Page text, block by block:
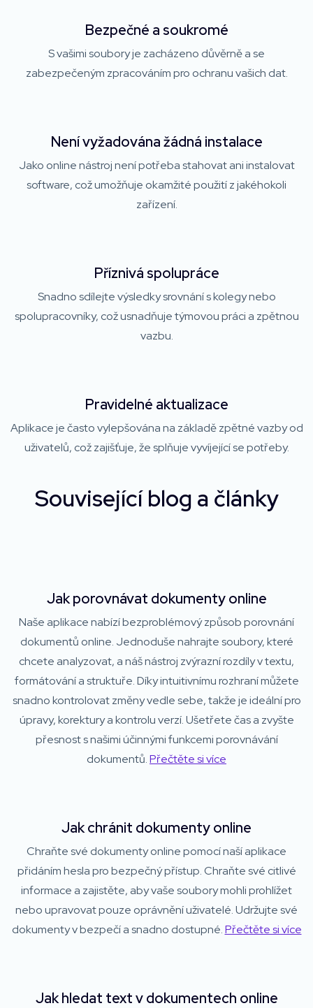
Bezpečné a soukromé
S vašimi soubory je zacházeno důvěrně a se
zabezpečeným zpracováním pro ochranu vašich dat.
Není vyžadována žádná instalace
Jako online nástroj není potřeba stahovat ani instalovat
software, což umožňuje okamžité použití z jakéhokoli
zařízení.
Příznivá spolupráce
Snadno sdílejte výsledky srovnání s kolegy nebo
spolupracovníky, což usnadňuje týmovou práci a zpětnou
vazbu.
Pravidelné aktualizace
Aplikace je často vylepšována na základě zpětné vazby od
uživatelů, což zajišťuje, že splňuje vyvíjející se potřeby.
Související blog a články
Jak porovnávat dokumenty online
Naše aplikace nabízí bezproblémový způsob porovnání
dokumentů online. Jednoduše nahrajte soubory, které
chcete analyzovat, a náš nástroj zvýrazní rozdíly v textu,
formátování a struktuře. Díky intuitivnímu rozhraní můžete
snadno kontrolovat změny vedle sebe, takže je ideální pro
úpravy, korektury a kontrolu verzí. Ušetřete čas a zvyšte
přesnost s našimi účinnými funkcemi porovnávání
dokumentů.Přečtěte si více
Jak chránit dokumenty online
Chraňte své dokumenty online pomocí naší aplikace
přidáním hesla pro bezpečný přístup. Chraňte své citlivé
informace a zajistěte, aby vaše soubory mohli prohlížet
nebo upravovat pouze oprávnění uživatelé. Udržujte své
dokumenty v bezpečí a snadno dostupné.Přečtěte si více
Jak hledat text v dokumentech online